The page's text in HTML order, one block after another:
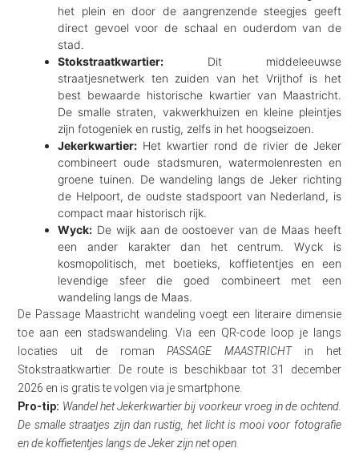
het plein en door de aangrenzende steegjes geeft
direct gevoel voor de schaal en ouderdom van de
stad.
Stokstraatkwartier: Dit middeleeuwse
straatjesnetwerk ten zuiden van het Vrijthof is het
best bewaarde historische kwartier van Maastricht.
De smalle straten, vakwerkhuizen en kleine pleintjes
zijn fotogeniek en rustig, zelfs in het hoogseizoen.
Jekerkwartier: Het kwartier rond de rivier de Jeker
combineert oude stadsmuren, watermolenresten en
groene tuinen. De wandeling langs de Jeker richting
de Helpoort, de oudste stadspoort van Nederland, is
compact maar historisch rijk.
Wyck: De wijk aan de oostoever van de Maas heeft
een ander karakter dan het centrum. Wyck is
kosmopolitisch, met boetieks, koffietentjes en een
levendige sfeer die goed combineert met een
wandeling langs de Maas.
De Passage Maastricht wandeling voegt een literaire dimensie
toe aan een stadswandeling. Via een QR-code loop je langs
locaties uit de romanPASSAGE MAASTRICHTin het
Stokstraatkwartier. De route is beschikbaar tot 31 december
2026 en is gratis te volgen via je smartphone.
Pro-tip: Wandel het Jekerkwartier bij voorkeur vroeg in de ochtend.
De smalle straatjes zijn dan rustig, het licht is mooi voor fotografie
en de koffietentjes langs de Jeker zijn net open.